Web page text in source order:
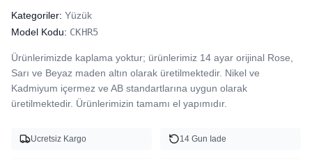
Kategoriler: Yüzük
Model Kodu: CKHR5
Ürünlerimizde kaplama yoktur; ürünlerimiz 14 ayar orijinal Rose,
Sarı ve Beyaz maden altın olarak üretilmektedir. Nikel ve
Kadmiyum içermez ve AB standartlarına uygun olarak
üretilmektedir. Ürünlerimizin tamamı el yapımıdır.
Ucretsiz Kargo 14 Gun Iade